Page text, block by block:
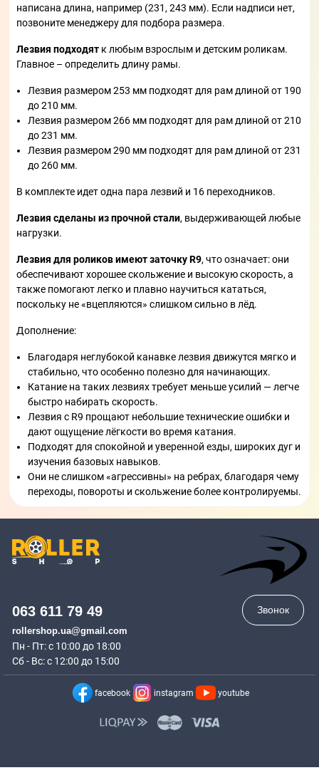
написана длина, например (231, 243 мм). Если надписи нет,
позвоните менеджеру для подбора размера.
Лезвия подходят к любым взрослым и детским роликам.
Главное – определить длину рамы.
Лезвия размером 253 мм подходят для рам длиной от 190
до 210 мм.
Лезвия размером 266 мм подходят для рам длиной от 210
до 231 мм.
Лезвия размером 290 мм подходят для рам длиной от 231
до 260 мм.
В комплекте идет одна пара лезвий и 16 переходников.
Лезвия сделаны из прочной стали, выдерживающей любые
нагрузки.
Лезвия для роликов имеют заточку R9, что означает: они
обеспечивают хорошее скольжение и высокую скорость, а
также помогают легко и плавно научиться кататься,
поскольку не «вцепляются» слишком сильно в лёд.
Дополнение:
Благодаря неглубокой канавке лезвия движутся мягко и
стабильно, что особенно полезно для начинающих.
Катание на таких лезвиях требует меньше усилий — легче
быстро набирать скорость.
Лезвия с R9 прощают небольшие технические ошибки и
дают ощущение лёгкости во время катания.
Подходят для спокойной и уверенной езды, широких дуг и
изучения базовых навыков.
Они не слишком «агрессивны» на ребрах, благодаря чему
переходы, повороты и скольжение более контролируемы.
063 611 79 49
rollershop.ua@gmail.com
Пн - Пт: с 10:00 до 18:00
Сб - Вс: с 12:00 до 15:00
Звонок
facebook instagram youtube